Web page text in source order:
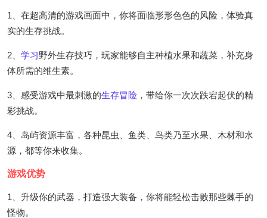
1、在超高清的游戏画面中，你将面临形形色色的风险，体验真
实的生存挑战。
2、 学习野外生存技巧，玩家能够自主种植水果和蔬菜，补充身
体所需的维生素。
3、感受游戏中最刺激的生存冒险 ，带给你一次次跌宕起伏的精
彩挑战。
4、岛屿资源丰富，各种昆虫、鱼类、鸟类乃至水果、木材和水
源，都等你来收集。
游戏优势
1、升级你的武器，打造强大装备，你将能轻松击败那些棘手的
怪物。